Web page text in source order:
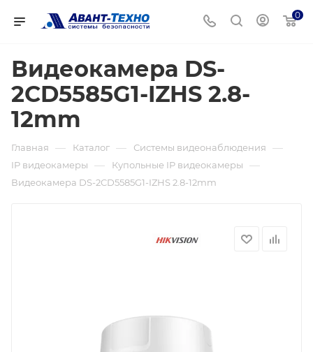
0
Видеокамера DS-
2CD5585G1-IZHS 2.8-
12mm
Главная — Каталог — Системы видеонаблюдения —
IP видеокамеры — Купольные IP видеокамеры —
Видеокамера DS-2CD5585G1-IZHS 2.8-12mm